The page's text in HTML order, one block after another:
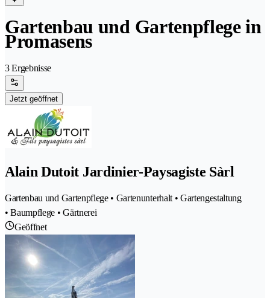
Gartenbau und Gartenpflege in
Promasens
3 Ergebnisse
Jetzt geöffnet
Alain Dutoit Jardinier-Paysagiste Sàrl
Gartenbau und Gartenpflege • Gartenunterhalt • Gartengestaltung
• Baumpflege • Gärtnerei
Geöffnet